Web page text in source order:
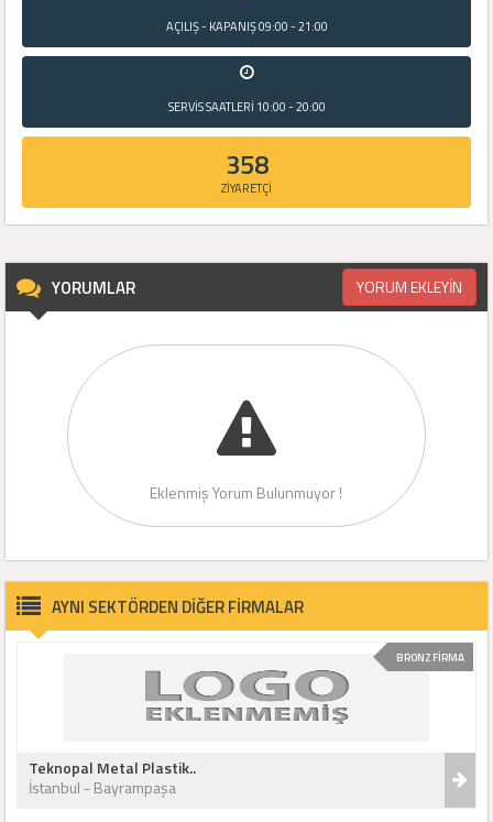
AÇILIŞ - KAPANIŞ09:00 - 21:00
SERVİS SAATLERİ 10:00 - 20:00
358
ZİYARETÇİ
YORUMLAR YORUM EKLEYİN
Eklenmiş Yorum Bulunmuyor !
AYNI SEKTÖRDEN DİĞER FİRMALAR
BRONZ FİRMA
Teknopal Metal Plastik..
İstanbul - Bayrampaşa